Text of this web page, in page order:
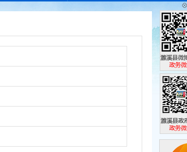
濉溪县政
政务微博
濉溪县政
政务微信